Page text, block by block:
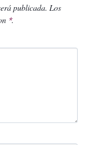
publicada. Los
*.